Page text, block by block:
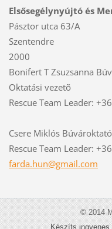
Elsősegélynyújtó és
Pásztor utca 63/A
Szentendre
2000
Bonifert T Zsuzsanna
Oktatási vezetõ
Rescue Team Leader:
Csere Miklós Búvároktató
Rescue Team Leader:
farda.hun@gmail.com
© 2014
Készíts ingyenes